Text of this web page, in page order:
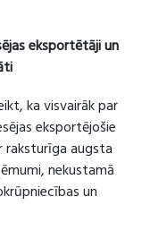
eksportētāji un
ka visvairāk par
eksportējošie
raksturīga augsta
nekustamā
un